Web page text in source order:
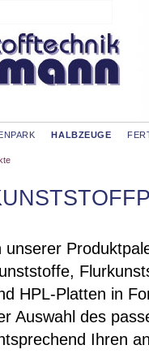
HALBZEUGE
unserer
HPL-Platten in
Auswahl des
Ihren